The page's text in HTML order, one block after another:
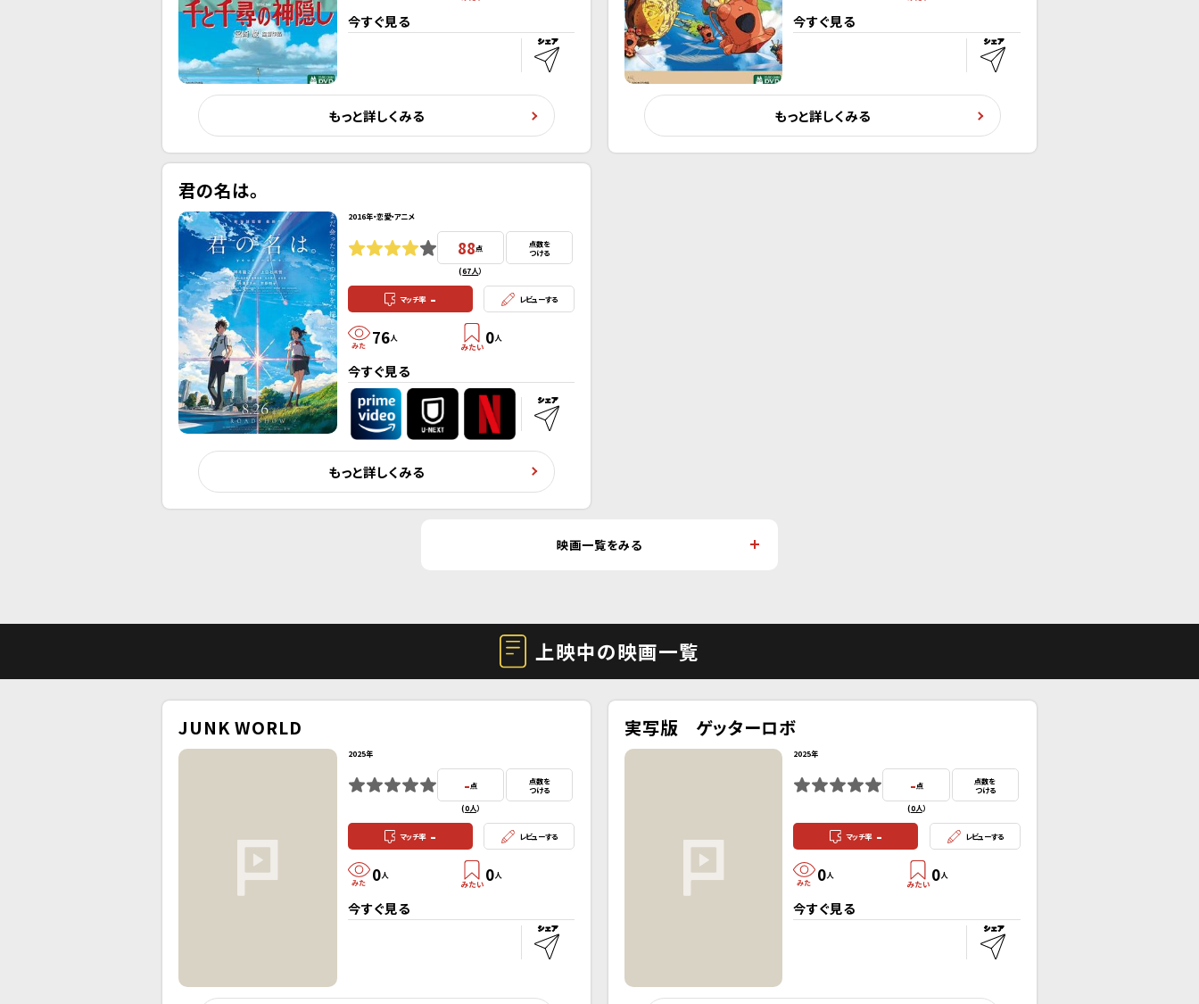
今すぐ見る
もっと詳しくみる
今すぐ見る
もっと詳しくみる
君の名は。
2016年・恋愛・アニメ
88点
(67人）
点数を
つける
マッチ率 - レビューする
76人 0人
今すぐ見る
もっと詳しくみる
映画一覧をみる
上映中の映画一覧
JUNK WORLD
2025年
-点
(0人）
点数を
つける
マッチ率 - レビューする
0人 0人
今すぐ見る
実写版 ゲッターロボ
2025年
-点
(0人）
点数を
つける
マッチ率 - レビューする
0人 0人
今すぐ見る